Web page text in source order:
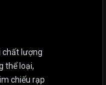
chất lượng
thể loại,
chiếu rạp